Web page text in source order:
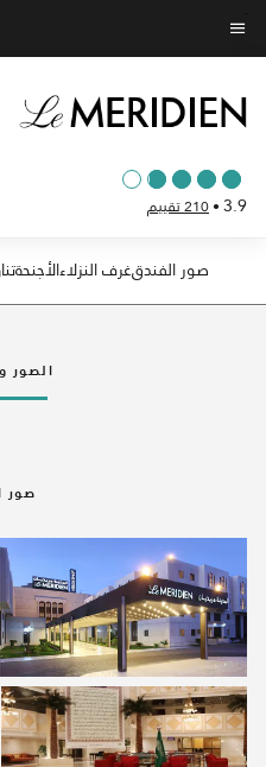
Skip
to
content
نص القائمة
3.9
•210 تقييم
صور الفندقغرف النزلاءالأجنحة
الصور
صور